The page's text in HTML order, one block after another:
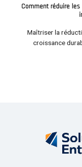
Comment réduire
Maîtriser la
croissance